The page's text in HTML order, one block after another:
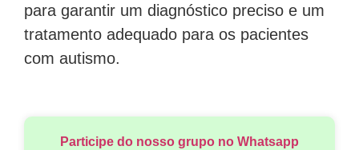
para garantir um diagnóstico preciso e um
tratamento adequado para os pacientes
com autismo.
Participe do nosso grupo no Whatsapp